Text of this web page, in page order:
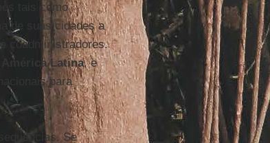
tais como
de suas cidades a
coadministradores.
América Latina, e
para
Se